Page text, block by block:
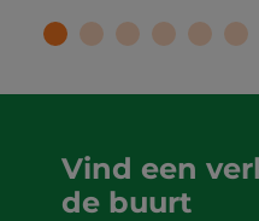
Vind een
de buurt